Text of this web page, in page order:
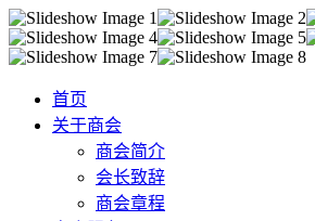
首页
关于商会
商会简介
会长致辞
商会章程